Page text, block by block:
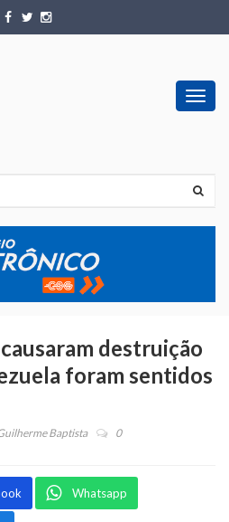
destruição
foram sentidos
Baptista 0
Whatsapp